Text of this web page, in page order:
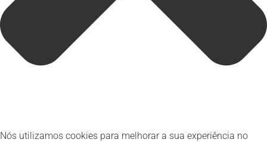
Nós utilizamos cookies para melhorar a sua experiência no